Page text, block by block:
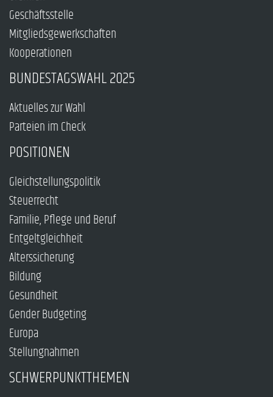
Geschäftsstelle
Mitgliedsgewerkschaften
Kooperationen
BUNDESTAGSWAHL 2025
Aktuelles zur Wahl
Parteien im Check
POSITIONEN
Gleichstellungspolitik
Steuerrecht
Familie, Pflege und Beruf
Entgeltgleichheit
Alterssicherung
Bildung
Gesundheit
Gender Budgeting
Europa
Stellungnahmen
SCHWERPUNKTTHEMEN